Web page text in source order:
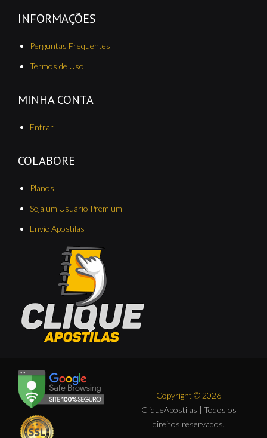
INFORMAÇÕES
Perguntas Frequentes
Termos de Uso
MINHA CONTA
Entrar
COLABORE
Planos
Seja um Usuário Premium
Envie Apostilas
Copyright © 2026
CliqueApostilas | Todos os
direitos reservados.